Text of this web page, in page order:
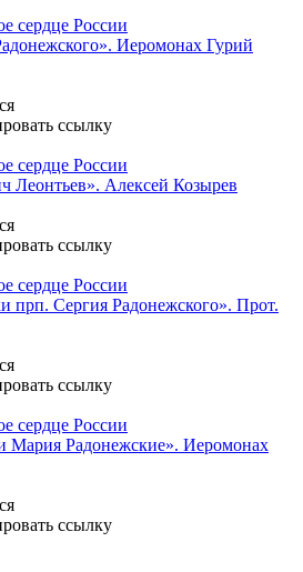
сердце России
Иеромонах Гурий
сердце России
Леонтьев». Алексей Козырев
сердце России
прп. Сергия Радонежского». Прот.
сердце России
Мария Радонежские». Иеромонах